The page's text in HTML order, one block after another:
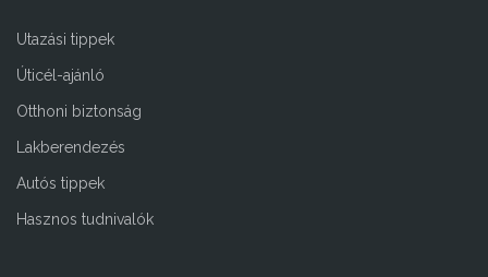
Utazási tippek
Úticél-ajánló
Otthoni biztonság
Lakberendezés
Autós tippek
Hasznos tudnivalók